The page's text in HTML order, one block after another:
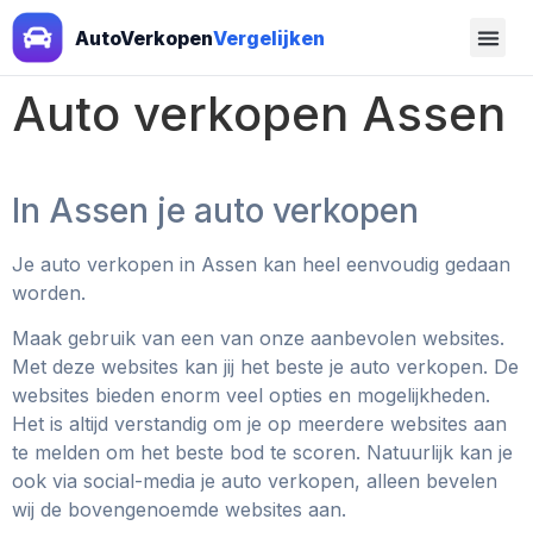
AutoVerkopenVergelijken
Auto verkopen Assen
In Assen je auto verkopen
Je auto verkopen in Assen kan heel eenvoudig gedaan
worden.
Maak gebruik van een van onze aanbevolen websites.
Met deze websites kan jij het beste je auto verkopen. De
websites bieden enorm veel opties en mogelijkheden.
Het is altijd verstandig om je op meerdere websites aan
te melden om het beste bod te scoren. Natuurlijk kan je
ook via social-media je auto verkopen, alleen bevelen
wij de bovengenoemde websites aan.